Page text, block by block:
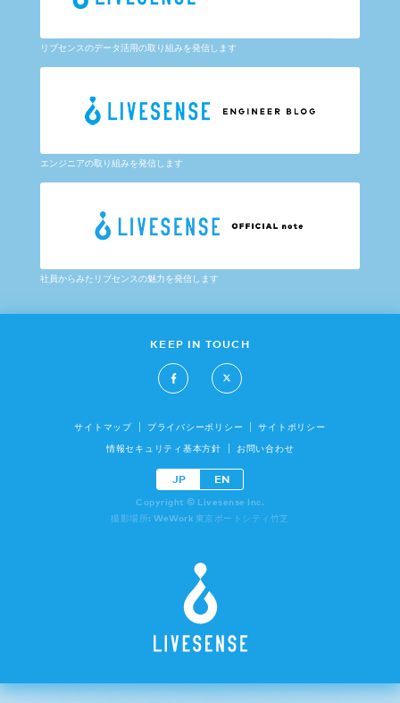
リブセンスのデータ活用の取り組みを発信します
エンジニアの取り組みを発信します
社員からみたリブセンスの魅力を発信します
KEEP IN TOUCH
サイトマップ プライバシーポリシー サイトポリシー
情報セキュリティ基本方針 お問い合わせ
JP EN
Copyright © Livesense Inc.
撮影場所: WeWork 東京ポートシティ竹芝